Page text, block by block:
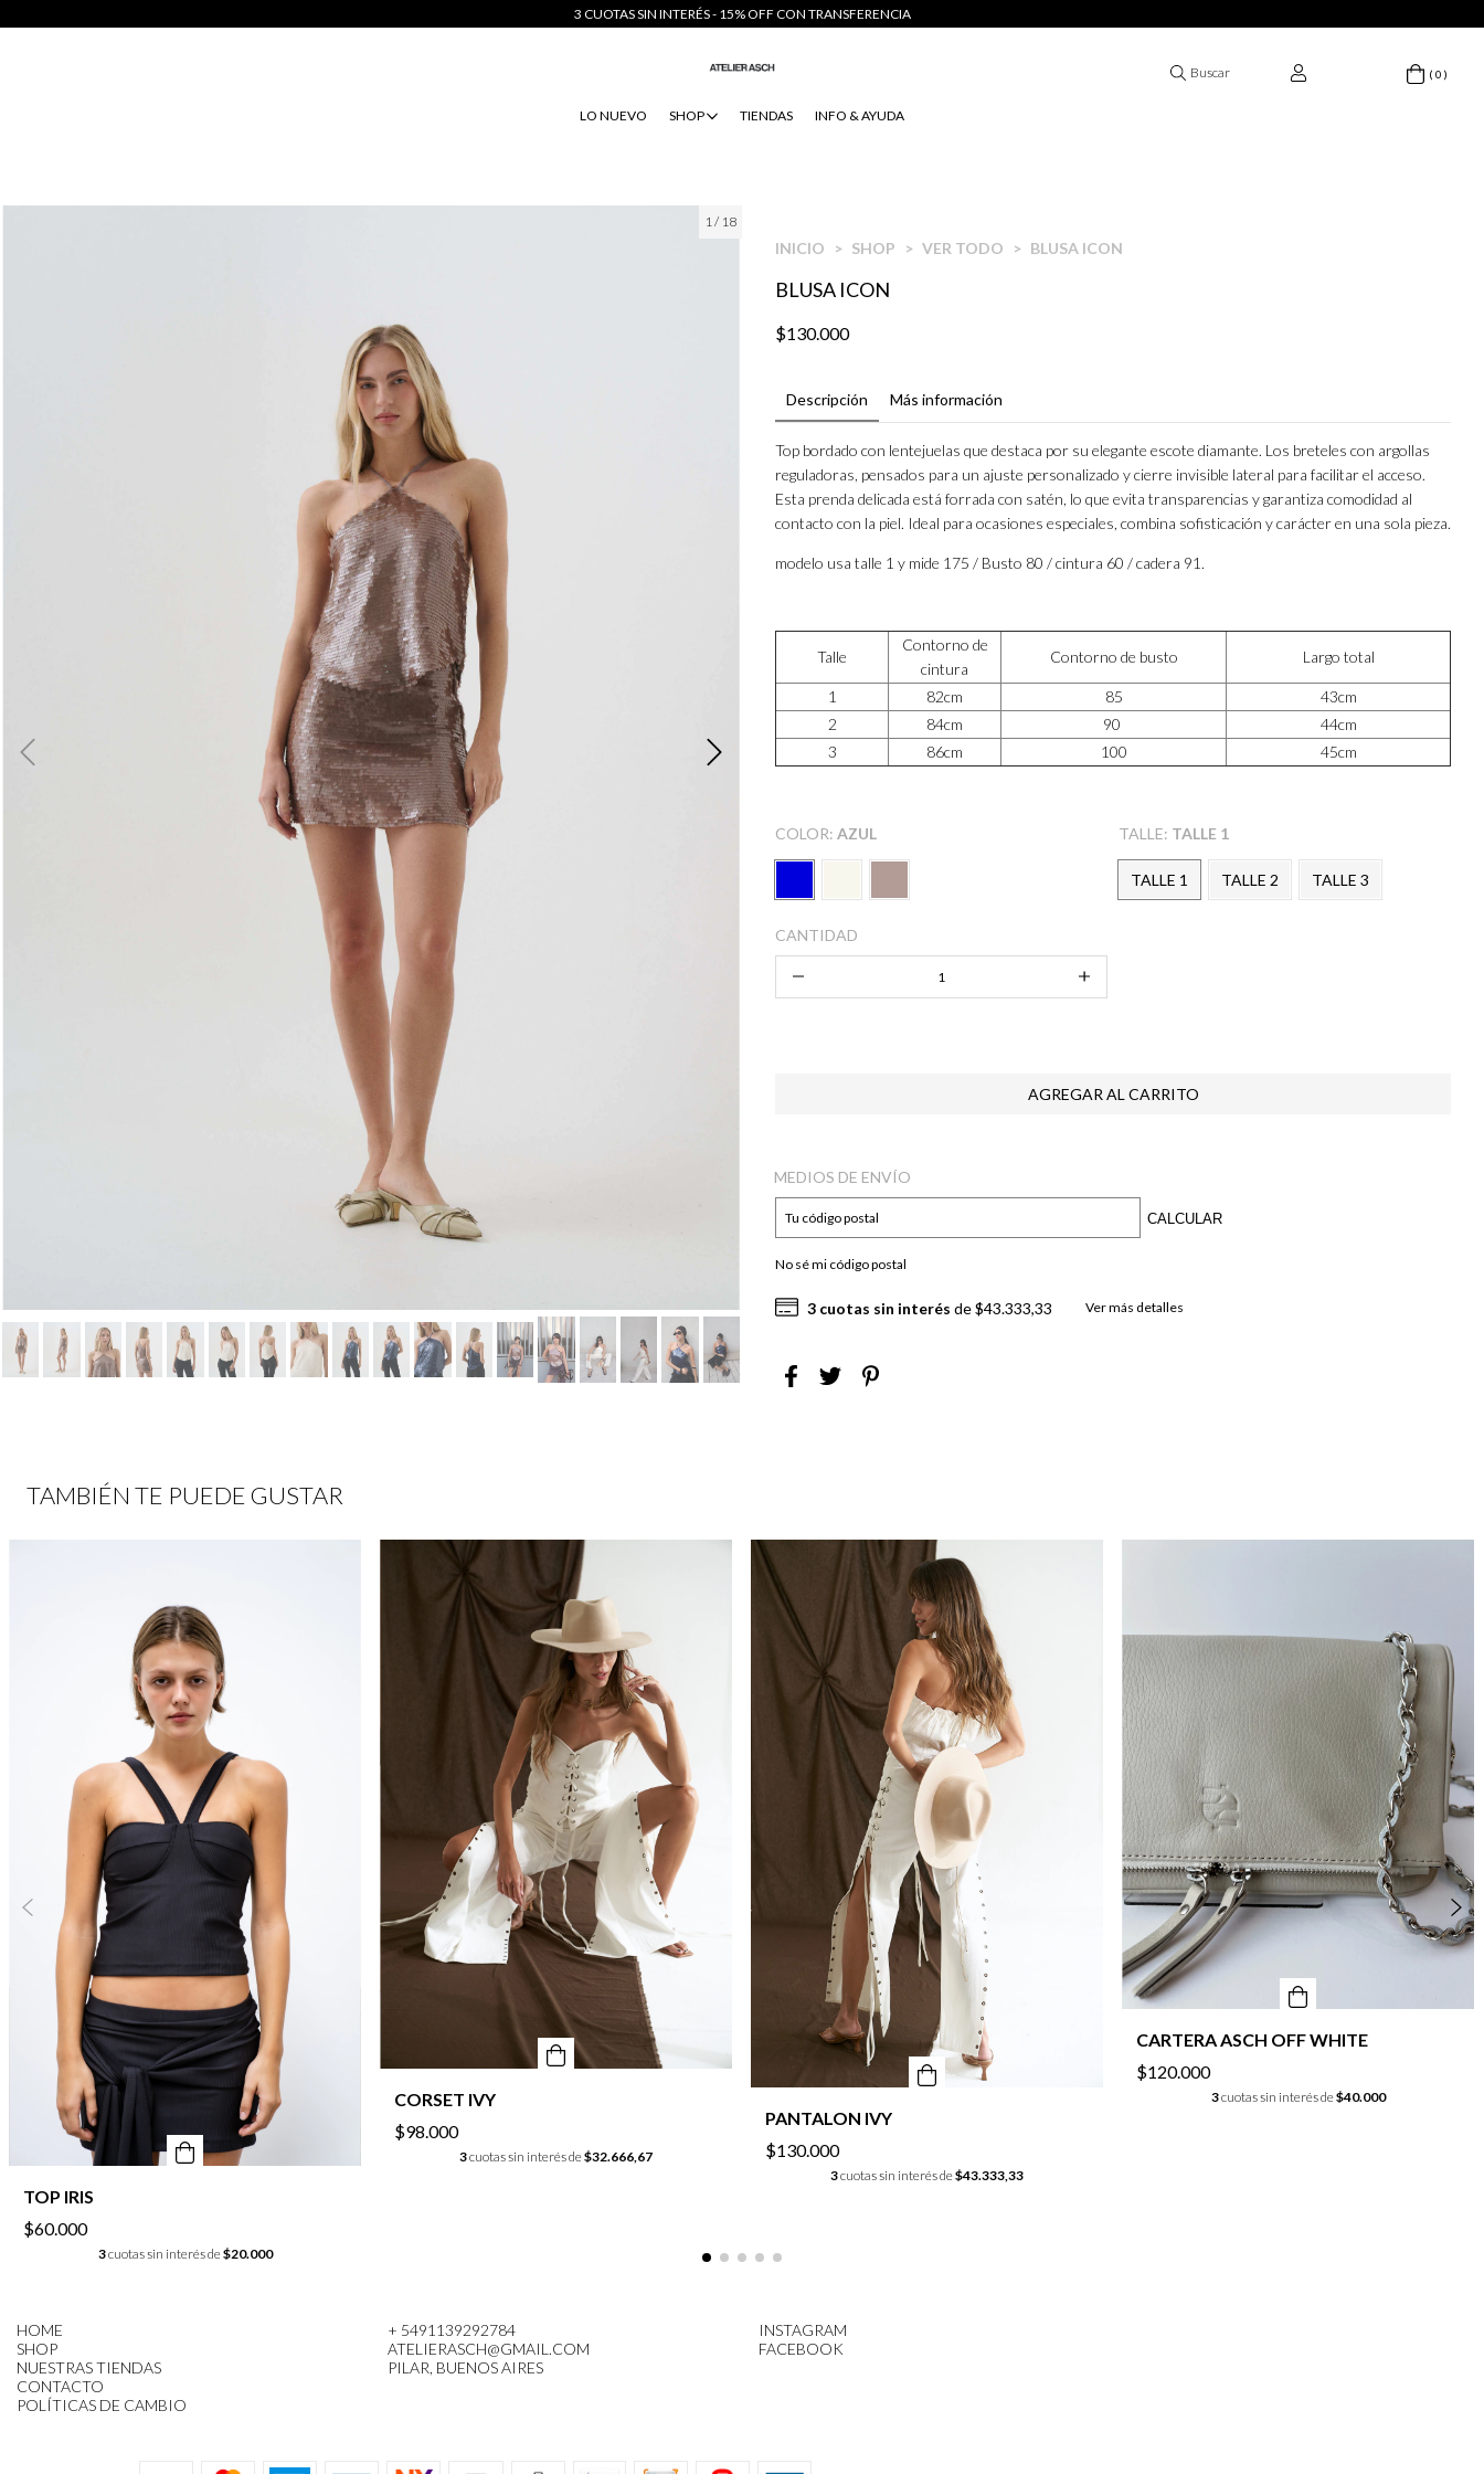
3 CUOTAS SIN INTERÉS - 15% OFF CON TRANSFERENCIA
( 0 )
LO NUEVO SHOP TIENDAS INFO & AYUDA
1/ 18
INICIO > SHOP > VER TODO > BLUSA ICON
BLUSA ICON
$130.000
Descripción Más información
Top bordado con lentejuelas que destaca por su elegante escote diamante. Los breteles con argollas
reguladoras, pensados para un ajuste personalizado y cierre invisible lateral para facilitar el acceso.
Esta prenda delicada está forrada con satén, lo que evita transparencias y garantiza comodidad al
contacto con la piel. Ideal para ocasiones especiales, combina sofisticación y carácter en una sola pieza.
modelo usa talle 1 y mide 175 / Busto 80 / cintura 60 / cadera 91.
Talle
Contorno de
cintura
Contorno de busto Largo total
1 82cm 85
43cm
2
84cm 90
44cm
3
86cm 100 45cm
COLOR: AZUL TALLE: TALLE 1
TALLE 1 TALLE 2 TALLE 3
CANTIDAD
MEDIOS DE ENVÍO
CALCULAR
No sé mi código postal
3cuotas sin interés de$43.333,33 Ver más detalles
TAMBIÉN TE PUEDE GUSTAR
TOP IRIS
$60.000
3cuotas sin interés de$20.000
CORSET IVY
$98.000
3cuotas sin interés de$32.666,67
PANTALON IVY
$130.000
3cuotas sin interés de$43.333,33
CARTERA ASCH OFF WHITE
$120.000
3cuotas sin interés de$40.000
HOME
SHOP
NUESTRAS TIENDAS
CONTACTO
POLÍTICAS DE CAMBIO
+ 5491139292784
ATELIERASCH@GMAIL.COM
PILAR, BUENOS AIRES
INSTAGRAM
FACEBOOK